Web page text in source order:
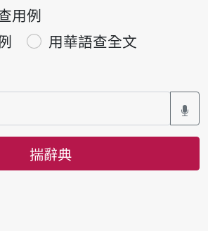
用例
用華語查全文
揣辭典